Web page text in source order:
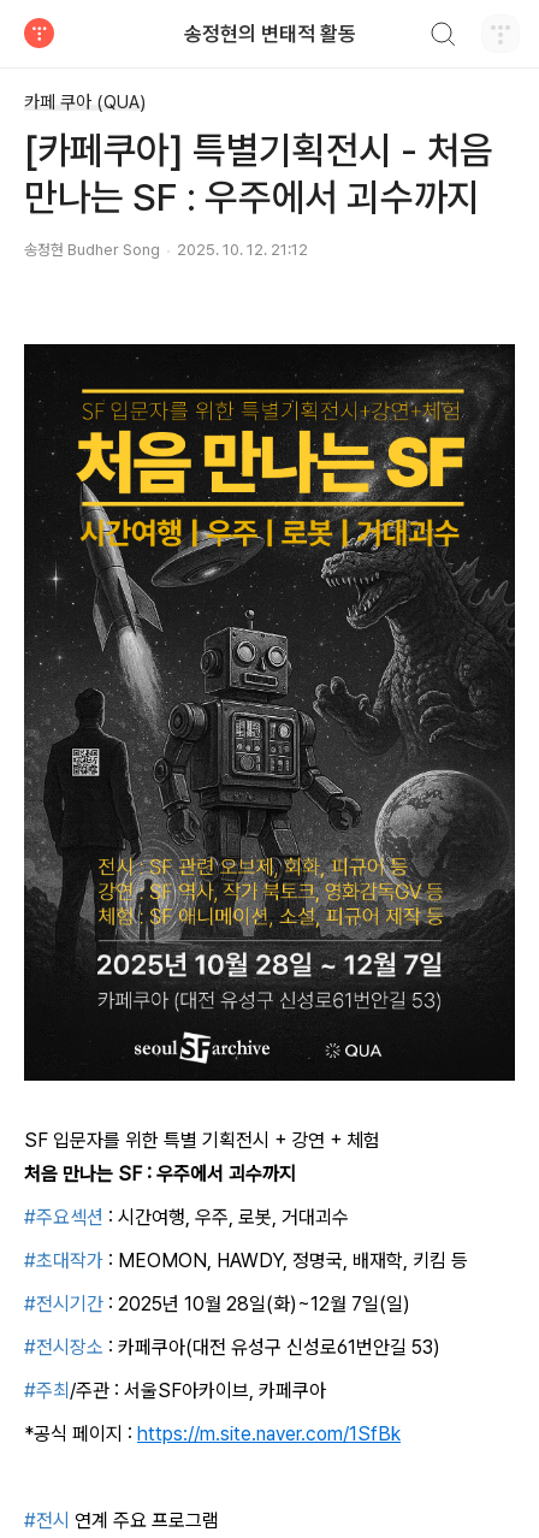
송정현의 변태적 활동
카페 쿠아 (QUA)
[카페쿠아] 특별기획전시 - 처음
만나는 SF : 우주에서 괴수까지
송정현 Budher Song 2025. 10. 12. 21:12
SF 입문자를 위한 특별 기획전시 + 강연 + 체험
처음 만나는 SF : 우주에서 괴수까지
#주요섹션 : 시간여행, 우주, 로봇, 거대괴수
#초대작가 : MEOMON, HAWDY, 정명국, 배재학, 키킴 등
#전시기간 : 2025년 10월 28일(화)~12월 7일(일)
#전시장소 : 카페쿠아(대전 유성구 신성로61번안길 53)
#주최 /주관 : 서울SF아카이브, 카페쿠아
*공식 페이지 : https://m.site.naver.com/1SfBk
#전시 연계 주요 프로그램